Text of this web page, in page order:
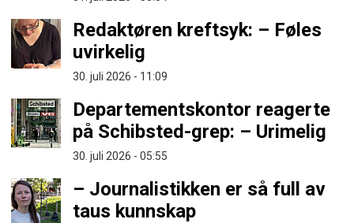
Redaktøren kreftsyk: – Føles
uvirkelig
30. juli 2026 - 11:09
Departementskontor reagerte
på Schibsted-grep: – Urimelig
30. juli 2026 - 05:55
– Journalistikken er så full av
taus kunnskap